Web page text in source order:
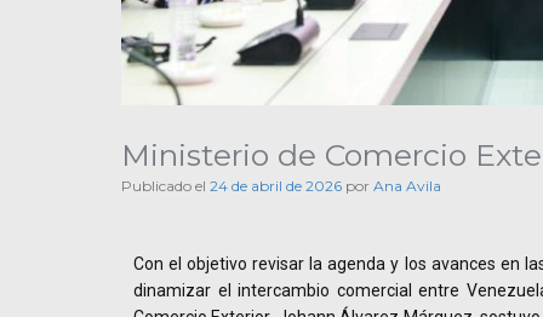
Ministerio de Comercio
Publicado el 24 de abril de 2026 por Ana Avila
Con el objetivo revisar la agenda y los avances en
dinamizar el intercambio comercial entre